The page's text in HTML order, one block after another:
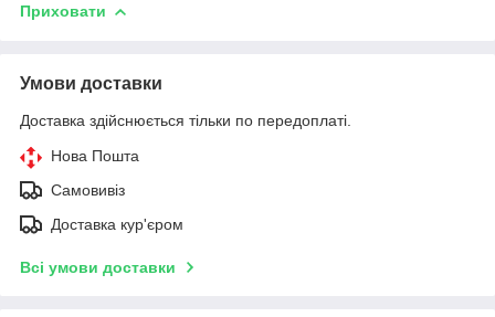
Приховати
Умови доставки
Доставка здійснюється тільки по передоплаті.
Нова Пошта
Самовивіз
Доставка кур'єром
Всі умови доставки